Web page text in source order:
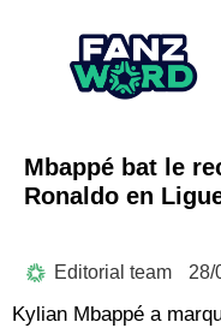
Mbappé bat le
Ronaldo en
Editorial team 28/
Kylian Mbappé a